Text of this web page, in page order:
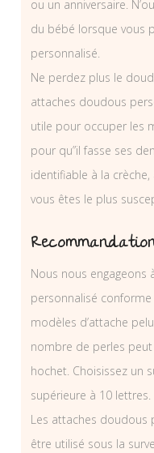
ou un anniversaire.
du bébé lorsque vous
personnalisé.
Ne perdez plus le
attaches doudous
utile pour occuper les
pour qu”il fasse ses
identifiable à la crèche,
vous êtes le plus
Nous nous
personnalisé
modèles d’attache
nombre de perles
hochet. Choisissez un
supérieure à 10 lettres.
Les attaches doudous
être utilisé sous la